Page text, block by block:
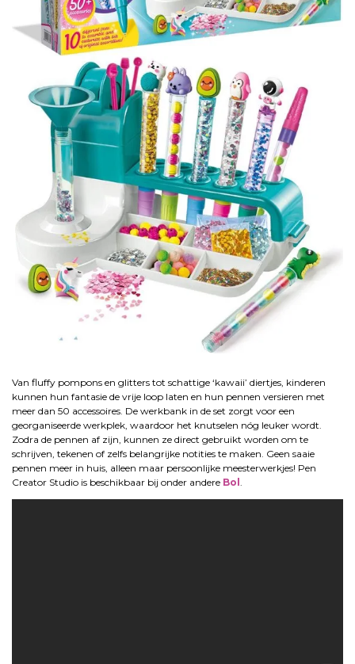
Van fluffy pompons en glitters tot schattige ‘kawaii’ diertjes, kinderen
kunnen hun fantasie de vrije loop laten en hun pennen versieren met
meer dan 50 accessoires. De werkbank in de set zorgt voor een
georganiseerde werkplek, waardoor het knutselen nóg leuker wordt.
Zodra de pennen af zijn, kunnen ze direct gebruikt worden om te
schrijven, tekenen of zelfs belangrijke notities te maken. Geen saaie
pennen meer in huis, alleen maar persoonlijke meesterwerkjes! Pen
Creator Studio is beschikbaar bij onder andere Bol